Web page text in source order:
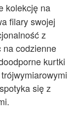
kolekcję na
filary swojej
z
na codzienne
kurtki
się z